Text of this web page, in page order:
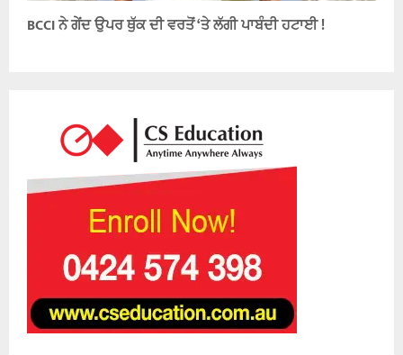
BCCI ਨੇ ਗੇਂਦ ਉਪਰ ਥੁੱਕ ਦੀ ਵਰਤੋਂ ‘ਤੇ ਲੱਗੀ ਪਾਬੰਦੀ ਹਟਾਈ !